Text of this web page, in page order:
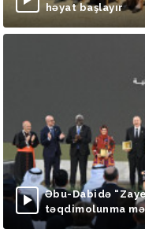
həyat başlayır
Əbu-Dabidə
təqdimolunma